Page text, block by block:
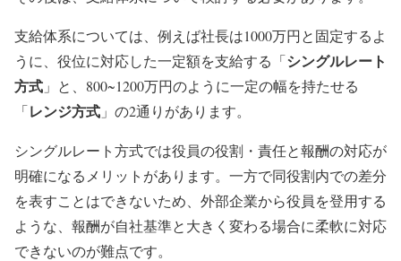
支給体系については、例えば社長は1000万円と固定するよ
うに、役位に対応した一定額を支給する「シングルレート
方式 」と、800~1200万円のように一定の幅を持たせる
「レンジ方式 」の2通りがあります。
シングルレート方式では役員の役割・責任と報酬の対応が
明確になるメリットがあります。一方で同役割内での差分
を表すことはできないため、外部企業から役員を登用する
ような、報酬が自社基準と大きく変わる場合に柔軟に対応
できないのが難点です。